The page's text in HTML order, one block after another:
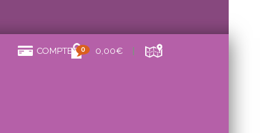
COMPTE 0 0,00€